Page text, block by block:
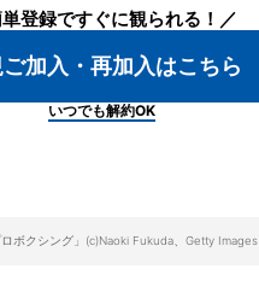
単登録ですぐに観られる！／
加入・再加入はこちら
いつでも解約OK
ボクシング」(c)Naoki Fukuda、Getty Images